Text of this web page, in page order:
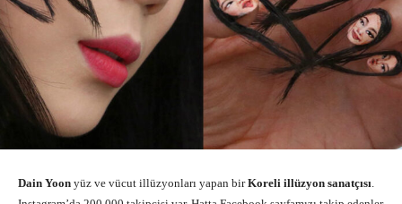
Dain Yoon yüz ve vücut illüzyonları yapan birKoreli illüzyon sanatçısı